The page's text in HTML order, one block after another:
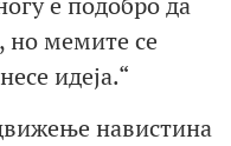
но мемите се
идеја.“
навистина